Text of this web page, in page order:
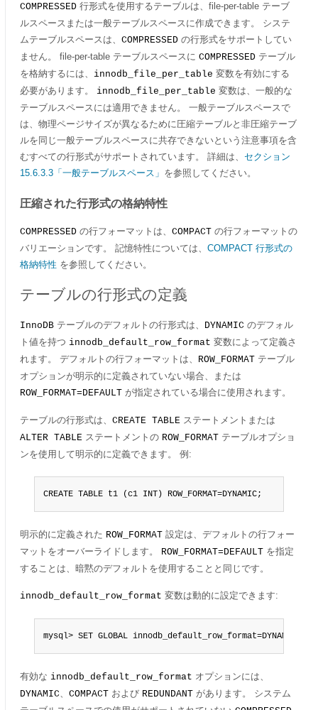
COMPRESSED 行形式を使用するテーブルは、file-per-table テーブ
ルスペースまたは一般テーブルスペースに作成できます。 システ
ムテーブルスペースは、 COMPRESSED の行形式をサポートしてい
ません。 file-per-table テーブルスペースに COMPRESSED テーブル
を格納するには、 innodb_file_per_table 変数を有効にする
必要があります。 innodb_file_per_table 変数は、一般的な
テーブルスペースには適用できません。 一般テーブルスペースで
は、物理ページサイズが異なるために圧縮テーブルと非圧縮テーブ
ルを同じ一般テーブルスペースに共存できないという注意事項を含
むすべての行形式がサポートされています。 詳細は、 セクション
15.6.3.3「一般テーブルスペース」 を参照してください。
圧縮された行形式の格納特性
COMPRESSED の行フォーマットは、 COMPACT の行フォーマットの
バリエーションです。 記憶特性については、 COMPACT 行形式の
格納特性 を参照してください。
テーブルの行形式の定義
InnoDB テーブルのデフォルトの行形式は、 DYNAMIC のデフォル
ト値を持つ innodb_default_row_format 変数によって定義さ
れます。 デフォルトの行フォーマットは、 ROW_FORMAT テーブル
オプションが明示的に定義されていない場合、または
ROW_FORMAT=DEFAULT が指定されている場合に使用されます。
テーブルの行形式は、 CREATE TABLE ステートメントまたは
ALTER TABLE ステートメントの ROW_FORMAT テーブルオプショ
ンを使用して明示的に定義できます。 例:
CREATE TABLE t1 (c1 INT) ROW_FORMAT=DYNAMIC;
明示的に定義された ROW_FORMAT 設定は、デフォルトの行フォー
マットをオーバーライドします。 ROW_FORMAT=DEFAULT を指定
することは、暗黙のデフォルトを使用することと同じです。
innodb_default_row_format 変数は動的に設定できます:
mysql> SET GLOBAL innodb_default_row_format=DYNAMIC;
有効な innodb_default_row_format オプションには、
DYNAMIC、 COMPACT および REDUNDANT があります。 システム